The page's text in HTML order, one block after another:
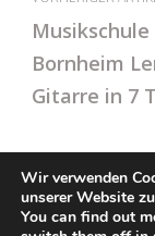
Musikschule
Bornheim
Gitarre in 7
Wir verwenden
unserer Website
You can find out